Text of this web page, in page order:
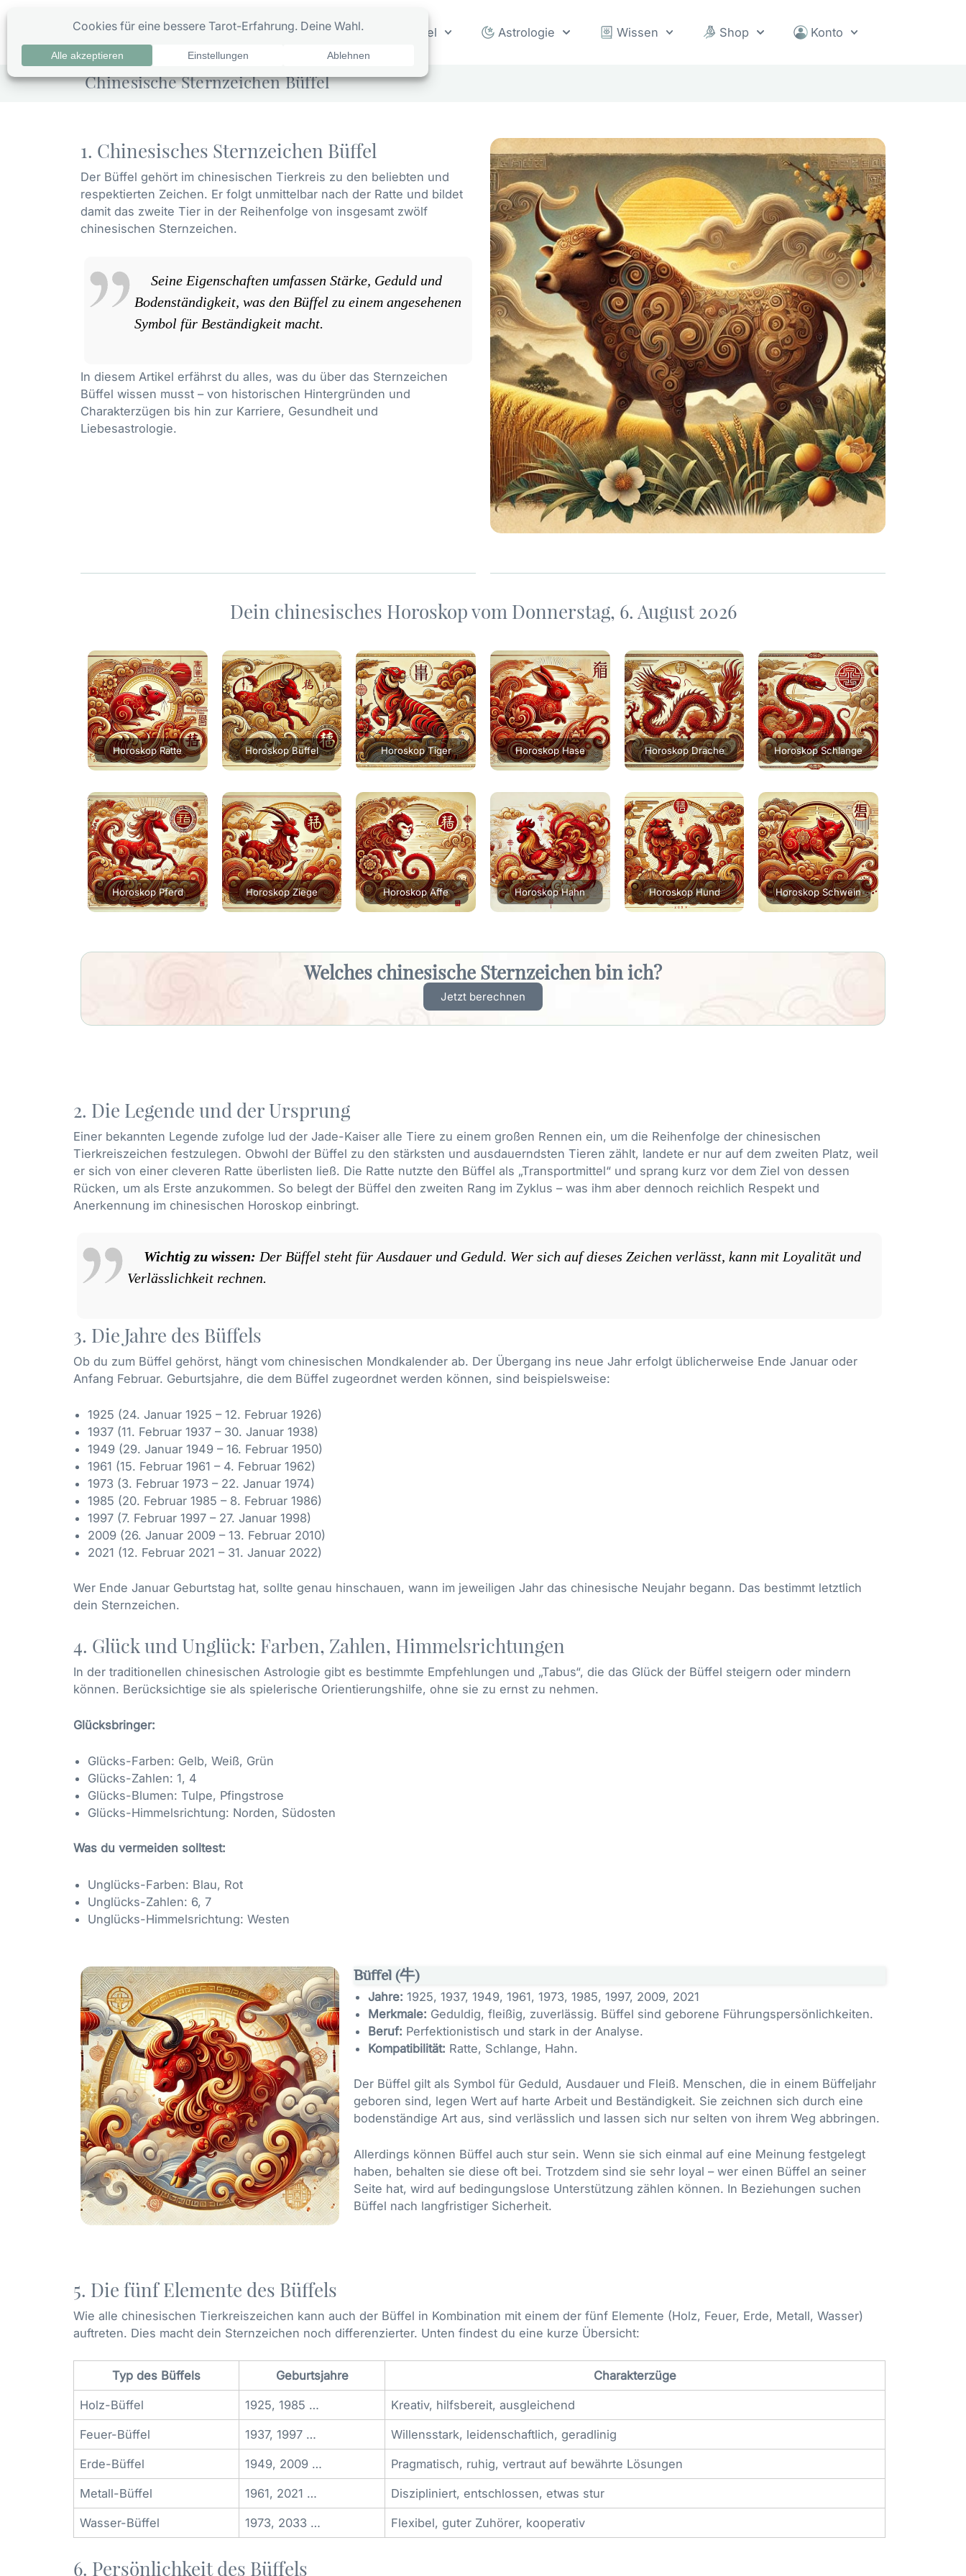
springen
0 Tarot Orakel Astrologie Wissen Shop Konto
Chinesische Sternzeichen Büffel
1. Chinesisches Sternzeichen Büffel
Der Büffel gehört im chinesischen Tierkreis zu den beliebten und
respektierten Zeichen. Er folgt unmittelbar nach der Ratte und bildet
damit das zweite Tier in der Reihenfolge von insgesamt zwölf
chinesischen Sternzeichen.
Seine Eigenschaften umfassen Stärke, Geduld und
Bodenständigkeit, was den Büffel zu einem angesehenen
Symbol für Beständigkeit macht.
In diesem Artikel erfährst du alles, was du über das Sternzeichen
Büffel wissen musst – von historischen Hintergründen und
Charakterzügen bis hin zur Karriere, Gesundheit und
Liebesastrologie.
Dein chinesisches Horoskop vom Donnerstag, 6. August 2026
Welches chinesische Sternzeichen bin ich?
Jetzt berechnen
2. Die Legende und der Ursprung
Einer bekannten Legende zufolge lud der Jade-Kaiser alle Tiere zu einem großen Rennen ein, um die Reihenfolge der chinesischen
Tierkreiszeichen festzulegen. Obwohl der Büffel zu den stärksten und ausdauerndsten Tieren zählt, landete er nur auf dem zweiten Platz, weil
er sich von einer cleveren Ratte überlisten ließ. Die Ratte nutzte den Büffel als „Transportmittel“ und sprang kurz vor dem Ziel von dessen
Rücken, um als Erste anzukommen. So belegt der Büffel den zweiten Rang im Zyklus – was ihm aber dennoch reichlich Respekt und
Anerkennung im chinesischen Horoskop einbringt.
Wichtig zu wissen: Der Büffel steht für Ausdauer und Geduld. Wer sich auf dieses Zeichen verlässt, kann mit Loyalität und
Verlässlichkeit rechnen.
3. Die Jahre des Büffels
Ob du zum Büffel gehörst, hängt vom chinesischen Mondkalender ab. Der Übergang ins neue Jahr erfolgt üblicherweise Ende Januar oder
Anfang Februar. Geburtsjahre, die dem Büffel zugeordnet werden können, sind beispielsweise:
1925 (24. Januar 1925 – 12. Februar 1926)
1937 (11. Februar 1937 – 30. Januar 1938)
1949 (29. Januar 1949 – 16. Februar 1950)
1961 (15. Februar 1961 – 4. Februar 1962)
1973 (3. Februar 1973 – 22. Januar 1974)
1985 (20. Februar 1985 – 8. Februar 1986)
1997 (7. Februar 1997 – 27. Januar 1998)
2009 (26. Januar 2009 – 13. Februar 2010)
2021 (12. Februar 2021 – 31. Januar 2022)
Wer Ende Januar Geburtstag hat, sollte genau hinschauen, wann im jeweiligen Jahr das chinesische Neujahr begann. Das bestimmt letztlich
dein Sternzeichen.
4. Glück und Unglück: Farben, Zahlen, Himmelsrichtungen
In der traditionellen chinesischen Astrologie gibt es bestimmte Empfehlungen und „Tabus“, die das Glück der Büffel steigern oder mindern
können. Berücksichtige sie als spielerische Orientierungshilfe, ohne sie zu ernst zu nehmen.
Glücksbringer:
Glücks-Farben: Gelb, Weiß, Grün
Glücks-Zahlen: 1, 4
Glücks-Blumen: Tulpe, Pfingstrose
Glücks-Himmelsrichtung: Norden, Südosten
Was du vermeiden solltest:
Unglücks-Farben: Blau, Rot
Unglücks-Zahlen: 6, 7
Unglücks-Himmelsrichtung: Westen
Büffel (牛)
Jahre: 1925, 1937, 1949, 1961, 1973, 1985, 1997, 2009, 2021
Merkmale: Geduldig, fleißig, zuverlässig. Büffel sind geborene Führungspersönlichkeiten.
Beruf: Perfektionistisch und stark in der Analyse.
Kompatibilität: Ratte, Schlange, Hahn.
Der Büffel gilt als Symbol für Geduld, Ausdauer und Fleiß. Menschen, die in einem Büffeljahr
geboren sind, legen Wert auf harte Arbeit und Beständigkeit. Sie zeichnen sich durch eine
bodenständige Art aus, sind verlässlich und lassen sich nur selten von ihrem Weg abbringen.
Allerdings können Büffel auch stur sein. Wenn sie sich einmal auf eine Meinung festgelegt
haben, behalten sie diese oft bei. Trotzdem sind sie sehr loyal – wer einen Büffel an seiner
Seite hat, wird auf bedingungslose Unterstützung zählen können. In Beziehungen suchen
Büffel nach langfristiger Sicherheit.
5. Die fünf Elemente des Büffels
Wie alle chinesischen Tierkreiszeichen kann auch der Büffel in Kombination mit einem der fünf Elemente (Holz, Feuer, Erde, Metall, Wasser)
auftreten. Dies macht dein Sternzeichen noch differenzierter. Unten findest du eine kurze Übersicht:
Typ des Büffels Geburtsjahre Charakterzüge
Holz-Büffel 1925, 1985 … Kreativ, hilfsbereit, ausgleichend
Feuer-Büffel 1937, 1997 … Willensstark, leidenschaftlich, geradlinig
Erde-Büffel 1949, 2009 … Pragmatisch, ruhig, vertraut auf bewährte Lösungen
Metall-Büffel 1961, 2021 … Diszipliniert, entschlossen, etwas stur
Wasser-Büffel 1973, 2033 … Flexibel, guter Zuhörer, kooperativ
6. Persönlichkeit des Büffels